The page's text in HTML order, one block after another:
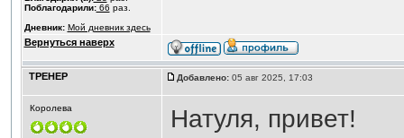
Поблагодарили:66 раз.
Дневник: Мой дневник здесь
Вернуться наверх
ТРЕНЕР Добавлено:05 авг 2025, 17:03
Королева
Натуля, привет!